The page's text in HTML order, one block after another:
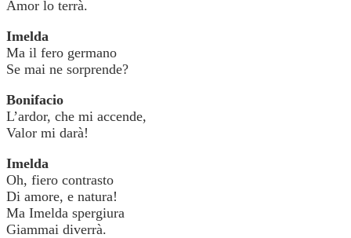
Amor lo terrà.
Imelda
Ma il fero germano
Se mai ne sorprende?
Bonifacio
L’ardor, che mi accende,
Valor mi darà!
Imelda
Oh, fiero contrasto
Di amore, e natura!
Ma Imelda spergiura
Giammai diverrà.